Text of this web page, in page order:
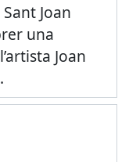
Joan
una
Joan